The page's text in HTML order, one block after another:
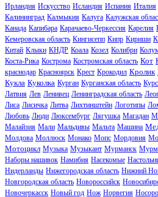
Ирландия Искусство Исландия Испания Италия
Калининград Калмыкия Калуга Калужская
Канада Капибара Карачаево-Черкессия Карелия
Кемеровская область Кингисепп Кипр Кириши
Китай Клыки КНДР Коала Козел Колибри
Коста-Рика Кострома Костромская область Кот
краснодар Красноярск Крест Крокодил Кролик
Кукла Куколка Курган Курганская область
Латвия Лев Ленивец Ленинградская область
Лиса Лисичка Литва Лихтинштейн Логотипы
Любовь Люди Люксембург Лягушка Магадан
Малайзия Мали Мальдивы Мальта Машина
Молдова Моллюск Монако Мопс Мордовия
Мотоцикл Музыка Музыкант Мурманск
Наборы нашивок Намибия Насекомые
Нидерланды Нижегородская область Нижний
Новгородская область Новороссийск
Новочеркасск Новый год Нож Норвегия